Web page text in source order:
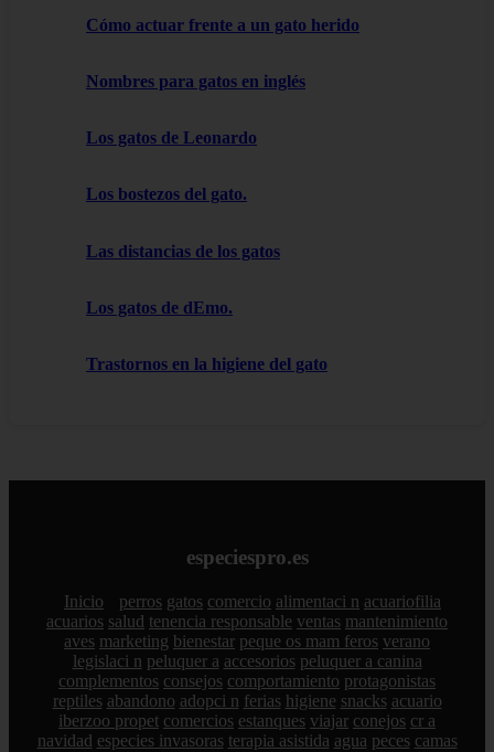
Cómo actuar frente a un gato herido
Nombres para gatos en inglés
Los gatos de Leonardo
Los bostezos del gato.
Las distancias de los gatos
Los gatos de dEmo.
Trastornos en la higiene del gato
especiespro.es
Inicio perros gatos comercio alimentaci n acuariofilia
acuarios salud tenencia responsable ventas mantenimiento
aves marketing bienestar peque os mam feros verano
legislaci n peluquer a accesorios peluquer a canina
complementos consejos comportamiento protagonistas
reptiles abandono adopci n ferias higiene snacks acuario
iberzoo propet comercios estanques viajar conejos cr a
navidad especies invasoras terapia asistida agua peces camas